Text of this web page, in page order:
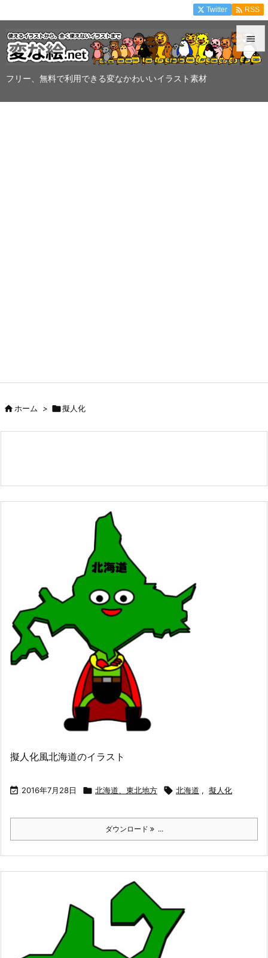
フリー、無料で利用できる変なかわいいイラスト素材


Twitter  RSS
ホーム > 擬人化
擬人化風北海道のイラスト
 2016年7月28日  北海道、東北地方  北海道 , 擬人化
ダウンロード ...